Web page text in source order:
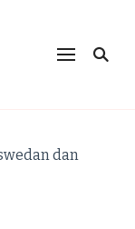
Library |
Inspirasi
positif, serta
dan